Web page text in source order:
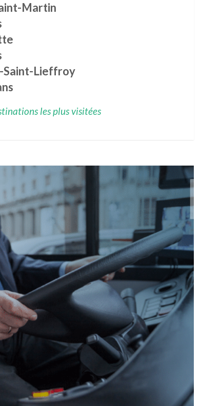
Martin
Saint-Lieffroy
les plus visitées